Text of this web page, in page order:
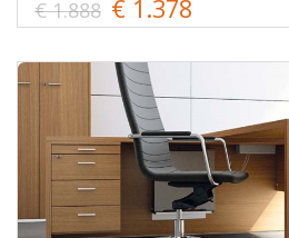
€ 1.888 € 1.378